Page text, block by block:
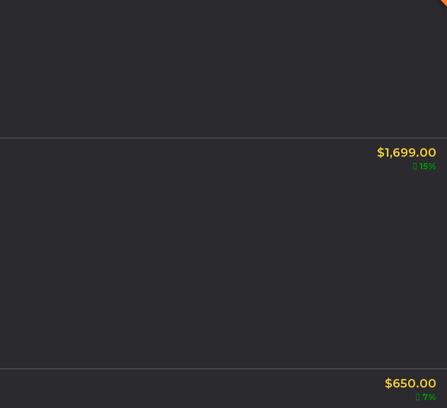
$1,699.00
15%
$650.00
7%